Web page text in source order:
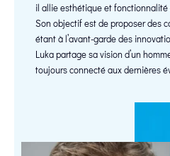
il allie esthétique et fonctionnalité
Son objectif est de proposer des
étant à l’avant-garde des
Luka partage sa vision d’un
toujours connecté aux dernières